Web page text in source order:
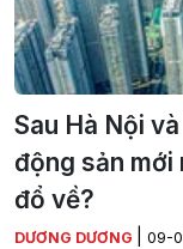
Sau Hà Nội
động sản mới
đổ về?
DƯƠNG DƯƠNG 09-